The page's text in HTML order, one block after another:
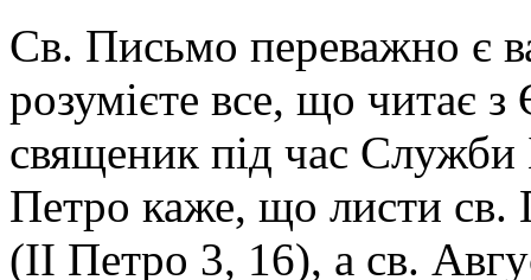
Св. Письмо переважно є
розумієте все, що читає з
священик під час
Петро каже, що листи св.
(II Петро 3, 16), а св.